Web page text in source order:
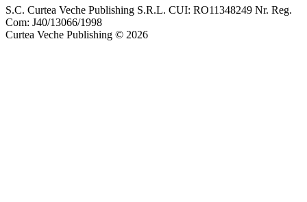
S.C. Curtea Veche Publishing S.R.L. CUI: RO11348249 Nr. Reg.
Com: J40/13066/1998
Curtea Veche Publishing © 2026